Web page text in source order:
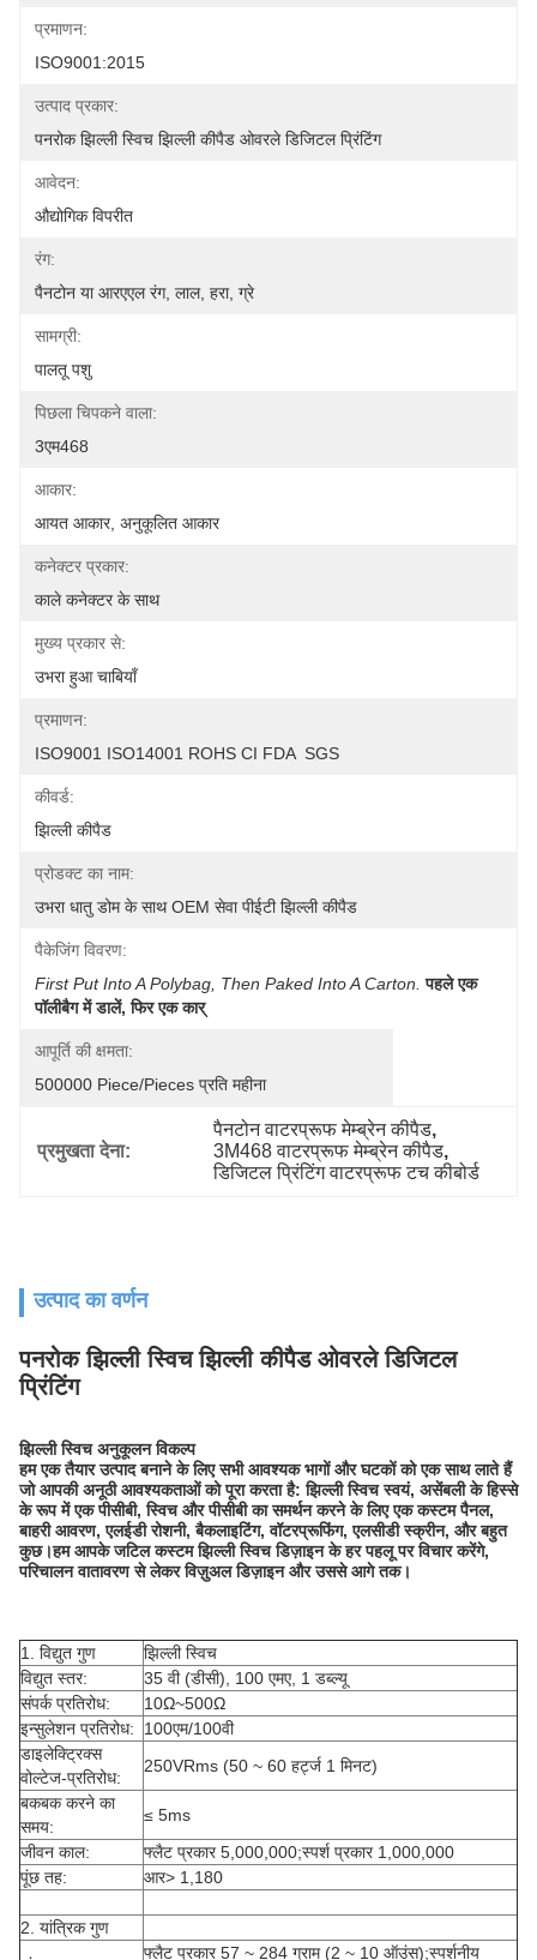
प्रमाणन:
ISO9001:2015
उत्पाद प्रकार:
पनरोक झिल्ली स्विच झिल्ली कीपैड ओवरले डिजिटल प्रिंटिंग
आवेदन:
औद्योगिक विपरीत
रंग:
पैनटोन या आरएएल रंग, लाल, हरा, ग्रे
सामग्री:
पालतू पशु
पिछला चिपकने वाला:
3एम468
आकार:
आयत आकार, अनुकूलित आकार
कनेक्टर प्रकार:
काले कनेक्टर के साथ
मुख्य प्रकार से:
उभरा हुआ चाबियाँ
प्रमाणन:
ISO9001 ISO14001 ROHS CI FDA  SGS
कीवर्ड:
झिल्ली कीपैड
प्रोडक्ट का नाम:
उभरा धातु डोम के साथ OEM सेवा पीईटी झिल्ली कीपैड
पैकेजिंग विवरण:
First Put Into A Polybag, Then Paked Into A Carton. पहले एक
पॉलीबैग में डालें, फिर एक कार्
आपूर्ति की क्षमता:
500000 Piece/Pieces प्रति महीना
प्रमुखता देना:
पैनटोन वाटरप्रूफ मेम्ब्रेन कीपैड,
3M468 वाटरप्रूफ मेम्ब्रेन कीपैड,
डिजिटल प्रिंटिंग वाटरप्रूफ टच कीबोर्ड
उत्पाद का वर्णन
पनरोक झिल्ली स्विच झिल्ली कीपैड ओवरले डिजिटल
प्रिंटिंग
झिल्ली स्विच अनुकूलन विकल्प
हम एक तैयार उत्पाद बनाने के लिए सभी आवश्यक भागों और घटकों को एक साथ लाते हैं
जो आपकी अनूठी आवश्यकताओं को पूरा करता है: झिल्ली स्विच स्वयं, असेंबली के हिस्से
के रूप में एक पीसीबी, स्विच और पीसीबी का समर्थन करने के लिए एक कस्टम पैनल,
बाहरी आवरण, एलईडी रोशनी, बैकलाइटिंग, वॉटरप्रूफिंग, एलसीडी स्क्रीन, और बहुत
कुछ।हम आपके जटिल कस्टम झिल्ली स्विच डिज़ाइन के हर पहलू पर विचार करेंगे,
परिचालन वातावरण से लेकर विज़ुअल डिज़ाइन और उससे आगे तक।
1. विद्युत गुण
झिल्ली स्विच
विद्युत स्तर:
35 वी (डीसी), 100 एमए, 1 डब्ल्यू
संपर्क प्रतिरोध:
10Ω~500Ω
इन्सुलेशन प्रतिरोध:
100एम/100वी
डाइलेक्ट्रिक्स
वोल्टेज-प्रतिरोध:
250VRms (50 ~ 60 हर्ट्ज 1 मिनट)
बकबक करने का
समय:
≤ 5ms
जीवन काल:
फ्लैट प्रकार 5,000,000;स्पर्श प्रकार 1,000,000
पूंछ तह:
आर> 1,180
2. यांत्रिक गुण
फ्लैट प्रकार 57 ~ 284 ग्राम (2 ~ 10 ऑउंस);स्पर्शनीय